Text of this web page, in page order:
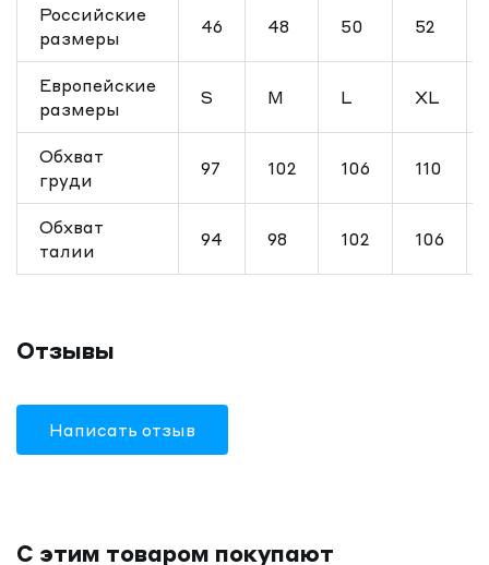
Российские
размеры
46 48 50 52
Европейские
размеры
S M L XL
Обхват
груди
97 102 106 110
Обхват
талии
94 98 102 106
Отзывы
Написать отзыв
С этим товаром покупают